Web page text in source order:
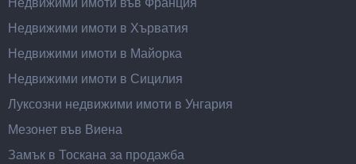
Недвижими имоти в Хърватия
Недвижими имоти в Майорка
Недвижими имоти в Сицилия
Луксозни недвижими имоти в Унгария
Мезонет във Виена
Замък в Тоскана за продажба